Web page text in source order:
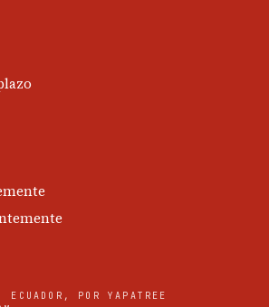
ECUADOR, POR YAPATREE